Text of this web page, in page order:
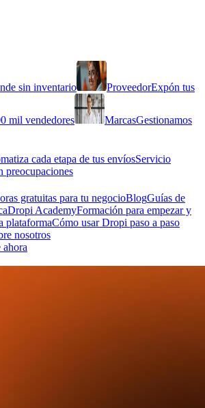
sin inventario ProveedorExpón tus
mil vendedores MarcasGestionamos
cada etapa de tus envíosServicio
preocupaciones
gratuitas para tu negocioBlogGuías de
Dropi AcademyFormación para empezar y
plataformaCómo usar Dropi paso a paso
nosotros
ahora